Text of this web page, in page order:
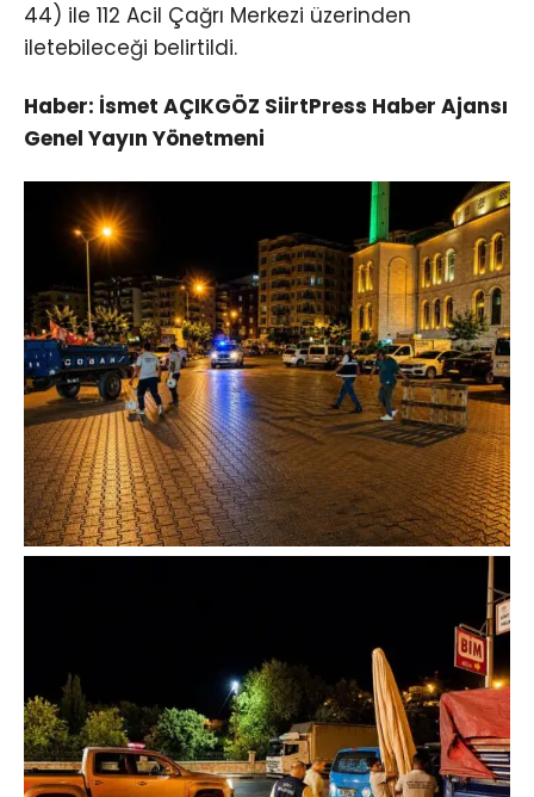
44) ile 112 Acil Çağrı Merkezi üzerinden
iletebileceği belirtildi.
Haber: İsmet AÇIKGÖZ SiirtPress Haber Ajansı
Genel Yayın Yönetmeni